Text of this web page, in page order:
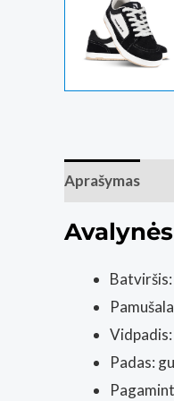
Aprašymas
Padas: